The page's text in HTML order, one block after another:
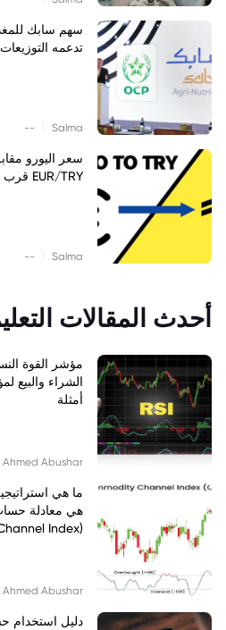
تدعمه التوزيعات
Salma
--
سعر اليورو
EUR/TRY قرب 55.05 ليرة.. هل يتجاوز 56؟
Salma
--
أحدث المقالات
أمثلة
Ahmed Abushar
هي معادلة
(Commodity Channel Index)؟
Ahmed Abushar
دليل استخدام